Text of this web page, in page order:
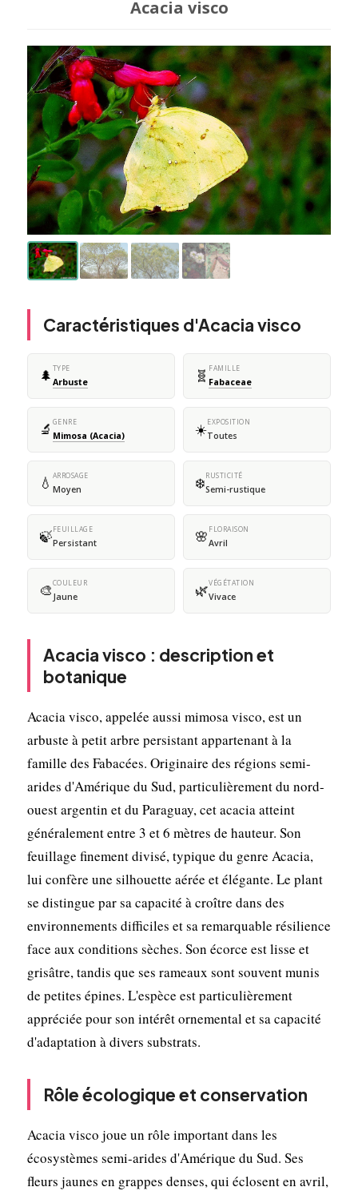
Acacia visco
Caractéristiques d'Acacia visco
🌲 TYPE
Arbuste 🧬 FAMILLE
Fabaceae
🔬 GENRE
Mimosa (Acacia) ☀️EXPOSITION
Toutes
💧 ARROSAGE
Moyen ❄️RUSTICITÉ
Semi-rustique
🍃FEUILLAGE
Persistant 🌸 FLORAISON
Avril
🎨COULEUR
Jaune 🌿VÉGÉTATION
Vivace
Acacia visco : description et
botanique
Acacia visco, appelée aussi mimosa visco, est un
arbuste à petit arbre persistant appartenant à la
famille des Fabacées. Originaire des régions semi-
arides d'Amérique du Sud, particulièrement du nord-
ouest argentin et du Paraguay, cet acacia atteint
généralement entre 3 et 6 mètres de hauteur. Son
feuillage finement divisé, typique du genre Acacia,
lui confère une silhouette aérée et élégante. Le plant
se distingue par sa capacité à croître dans des
environnements difficiles et sa remarquable résilience
face aux conditions sèches. Son écorce est lisse et
grisâtre, tandis que ses rameaux sont souvent munis
de petites épines. L'espèce est particulièrement
appréciée pour son intérêt ornemental et sa capacité
d'adaptation à divers substrats.
Rôle écologique et conservation
Acacia visco joue un rôle important dans les
écosystèmes semi-arides d'Amérique du Sud. Ses
fleurs jaunes en grappes denses, qui éclosent en avril,